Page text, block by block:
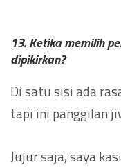
13. Ketika memilih
dipikirkan?
Di satu sisi ada
tapi ini panggilan
Jujur saja, saya